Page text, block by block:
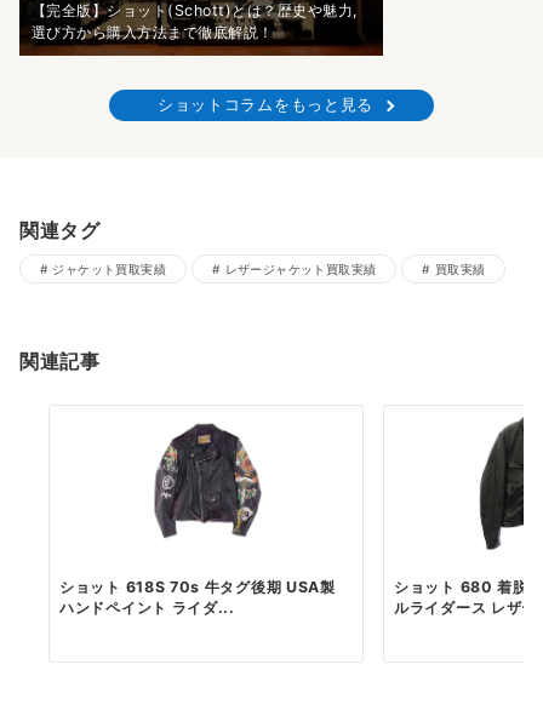
【完全版】ショット(Schott)とは？歴史や魅力,
選び方から購入方法まで徹底解説！
ショットコラムをもっと見る
関連タグ
ジャケット買取実績 レザージャケット買取実績 買取実績
関連記事
ショット 618S 70s 牛タグ後期 USA製
ハンドペイント ライダ...
ショット 680 着脱
ルライダース レザ